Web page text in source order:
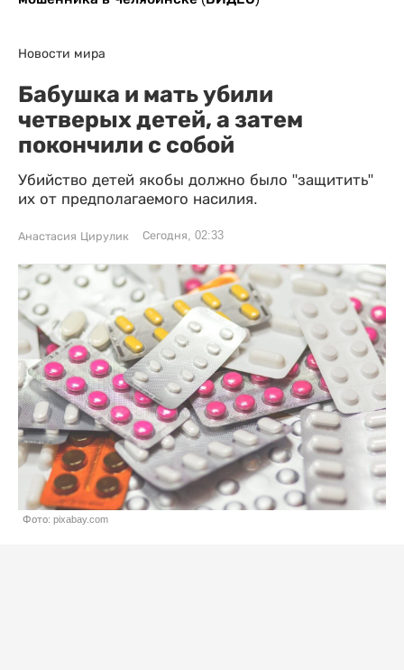
Новости мира
Бабушка и мать убили
четверых детей, а затем
покончили с собой
Убийство детей якобы должно было "защитить"
их от предполагаемого насилия.
Анастасия Цирулик Сегодня, 02:33
Фото: pixabay.com